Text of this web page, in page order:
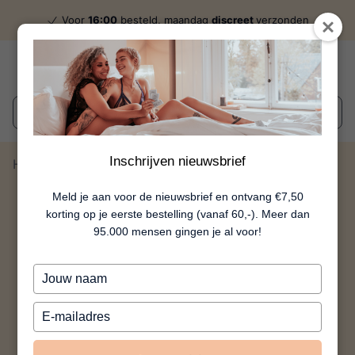
Inschrijven nieuwsbrief
Meld je aan voor de nieuwsbrief en ontvang €7,50
korting op je eerste bestelling (vanaf 60,-). Meer dan
95.000 mensen gingen je al voor!
Typ
je
naam
Typ
je
e-
Voor 16:00 besteld, maandag discreetverzonden
Wat zoek je?
Home Liberty